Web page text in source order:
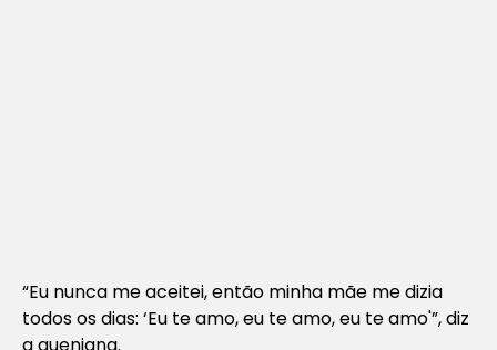
“Eu nunca me aceitei, então minha mãe me dizia
todos os dias: ‘Eu te amo, eu te amo, eu te amo'”, diz
a queniana.